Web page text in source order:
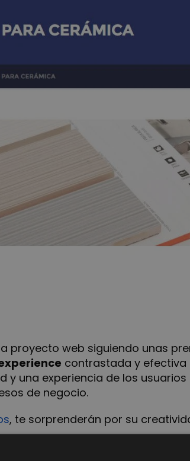
proyecto web siguiendo unas
contrastada y efectiva
una experiencia de los
de negocio.
, te sorprenderán por su